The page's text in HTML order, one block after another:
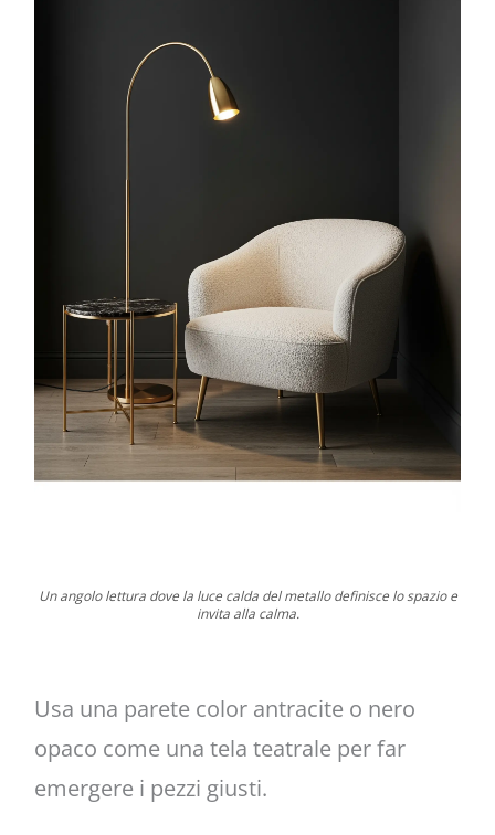
Un angolo lettura dove la luce calda del metallo definisce lo spazio e
invita alla calma.
Usa una parete color antracite o nero
opaco come una tela teatrale per far
emergere i pezzi giusti.